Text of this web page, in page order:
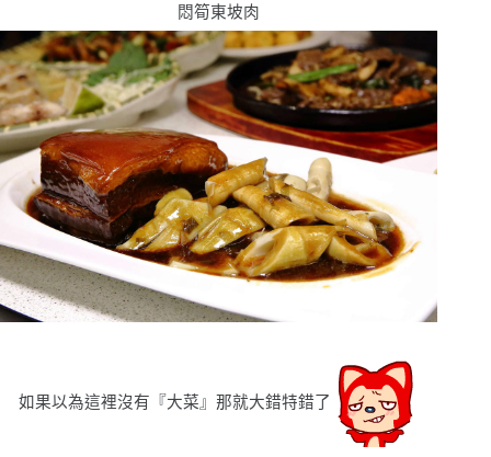
悶筍東坡肉
如果以為這裡沒有『大菜』那就大錯特錯了